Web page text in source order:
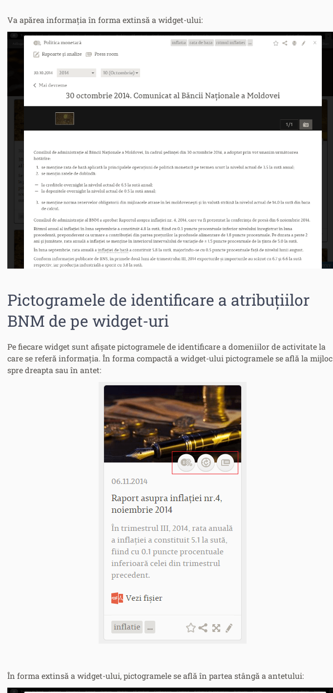
Va apărea informația în forma extinsă a widget-ului:
Pictogramele de identificare a atribuțiilor
BNM de pe widget-uri
Pe fiecare widget sunt afișate pictogramele de identificare a domeniilor de activitate la
care se referă informația. În forma compactă a widget-ului pictogramele se află la mijloc
spre dreapta sau în antet:
În forma extinsă a widget-ului, pictogramele se află în partea stângă a antetului: